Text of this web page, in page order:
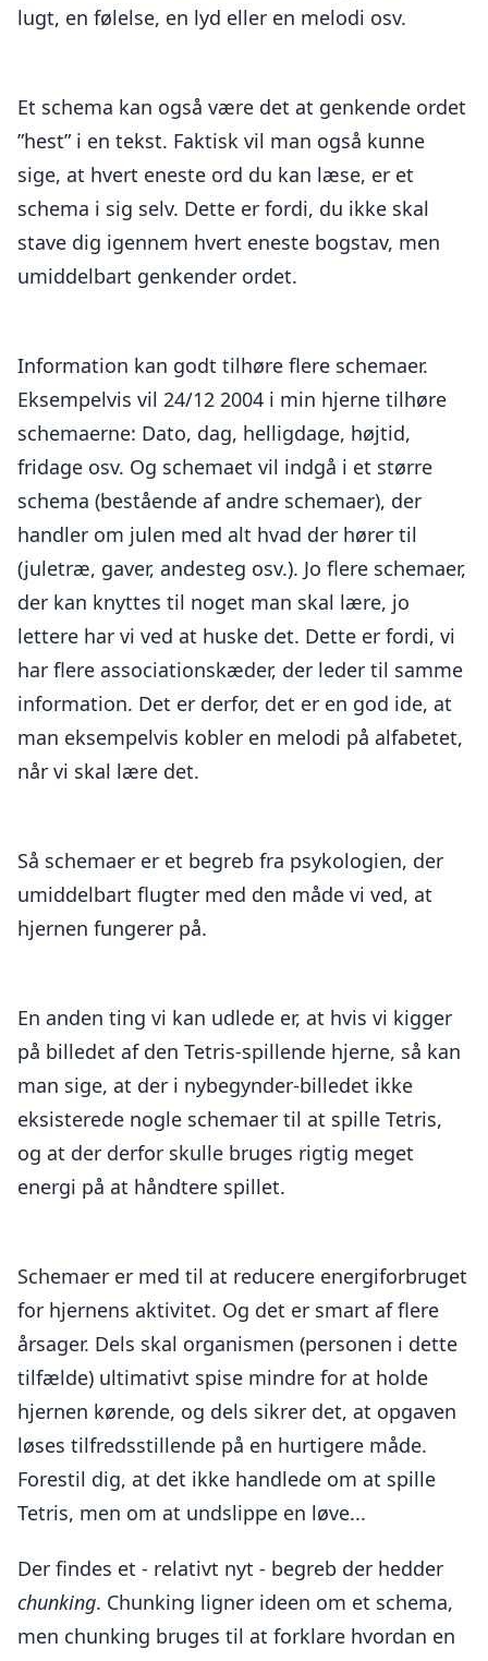
lugt, en følelse, en lyd eller en melodi osv.
Et schema kan også være det at genkende ordet
”hest” i en tekst. Faktisk vil man også kunne
sige, at hvert eneste ord du kan læse, er et
schema i sig selv. Dette er fordi, du ikke skal
stave dig igennem hvert eneste bogstav, men
umiddelbart genkender ordet.
Information kan godt tilhøre flere schemaer.
Eksempelvis vil 24/12 2004 i min hjerne tilhøre
schemaerne: Dato, dag, helligdage, højtid,
fridage osv. Og schemaet vil indgå i et større
schema (bestående af andre schemaer), der
handler om julen med alt hvad der hører til
(juletræ, gaver, andesteg osv.). Jo flere schemaer,
der kan knyttes til noget man skal lære, jo
lettere har vi ved at huske det. Dette er fordi, vi
har flere associationskæder, der leder til samme
information. Det er derfor, det er en god ide, at
man eksempelvis kobler en melodi på alfabetet,
når vi skal lære det.
Så schemaer er et begreb fra psykologien, der
umiddelbart flugter med den måde vi ved, at
hjernen fungerer på.
En anden ting vi kan udlede er, at hvis vi kigger
på billedet af den Tetris-spillende hjerne, så kan
man sige, at der i nybegynder-billedet ikke
eksisterede nogle schemaer til at spille Tetris,
og at der derfor skulle bruges rigtig meget
energi på at håndtere spillet.
Schemaer er med til at reducere energiforbruget
for hjernens aktivitet. Og det er smart af flere
årsager. Dels skal organismen (personen i dette
tilfælde) ultimativt spise mindre for at holde
hjernen kørende, og dels sikrer det, at opgaven
løses tilfredsstillende på en hurtigere måde.
Forestil dig, at det ikke handlede om at spille
Tetris, men om at undslippe en løve...
Der findes et - relativt nyt - begreb der hedder
chunking. Chunking ligner ideen om et schema,
men chunking bruges til at forklare hvordan en